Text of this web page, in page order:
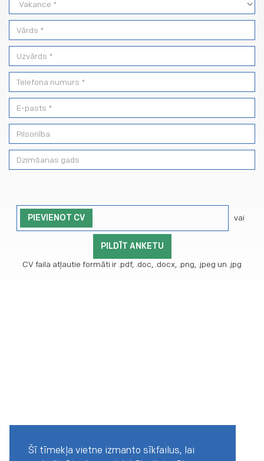
Šī tīmekļa vietne izmanto sīkfailus, lai
PIEVIENOT CV vai
PILDĪT ANKETU
CV faila atļautie formāti ir .pdf, .doc, .docx, .png, .jpeg un .jpg